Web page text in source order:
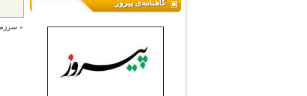
«
گاهنامه‌ی پیروز